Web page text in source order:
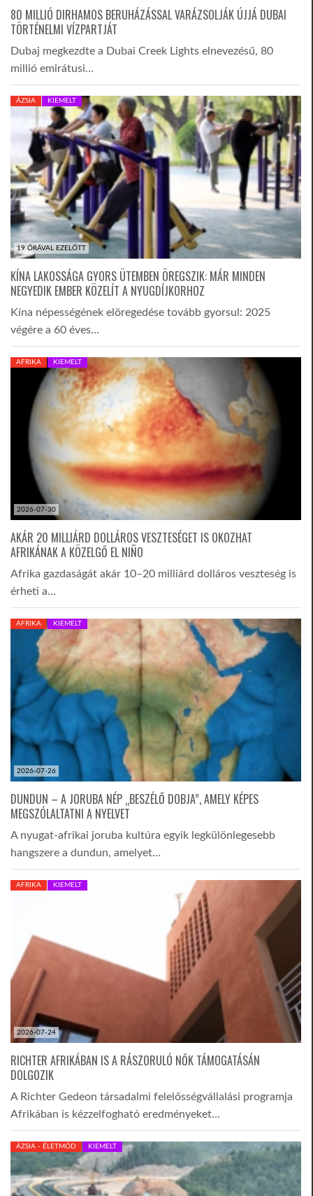
80 MILLIÓ DIRHAMOS BERUHÁZÁSSAL VARÁZSOLJÁK ÚJJÁ DUBAI
TÖRTÉNELMI VÍZPARTJÁT
Dubaj megkezdte a Dubai Creek Lights elnevezésű, 80
millió emirátusi…
19 ÓRÁVAL EZELŐTT
ÁZSIA KIEMELT
KÍNA LAKOSSÁGA GYORS ÜTEMBEN ÖREGSZIK: MÁR MINDEN
NEGYEDIK EMBER KÖZELÍT A NYUGDÍJKORHOZ
Kína népességének elöregedése tovább gyorsul: 2025
végére a 60 éves…
2026-07-30
AFRIKA KIEMELT
AKÁR 20 MILLIÁRD DOLLÁROS VESZTESÉGET IS OKOZHAT
AFRIKÁNAK A KÖZELGŐ EL NIÑO
Afrika gazdaságát akár 10–20 milliárd dolláros veszteség is
érheti a…
2026-07-26
AFRIKA KIEMELT
DUNDUN – A JORUBA NÉP „BESZÉLŐ DOBJA”, AMELY KÉPES
MEGSZÓLALTATNI A NYELVET
A nyugat-afrikai joruba kultúra egyik legkülönlegesebb
hangszere a dundun, amelyet…
2026-07-24
AFRIKA KIEMELT
RICHTER AFRIKÁBAN IS A RÁSZORULÓ NŐK TÁMOGATÁSÁN
DOLGOZIK
A Richter Gedeon társadalmi felelősségvállalási programja
Afrikában is kézzelfogható eredményeket…
ÁZSIA - ÉLETMÓD KIEMELT